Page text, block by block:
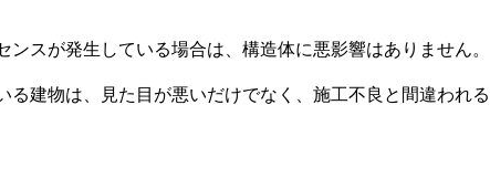
スが発生している場合は、構造体に悪影響はありません。
る建物は、見た目が悪いだけでなく、施工不良と間違われる